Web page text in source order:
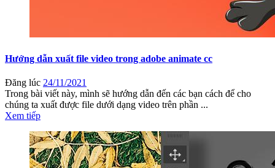
Hướng dẫn xuất file video trong adobe animate cc
Đăng lúc 24/11/2021
Trong bài viết này, mình sẽ hướng dẫn đến các bạn cách để cho
chúng ta xuất được file dưới dạng video trên phần ...
Xem tiếp